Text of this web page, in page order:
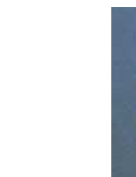
مؤلفات هي:
في جروح الرأس.
البحر ويتركب
الحمرة وهو